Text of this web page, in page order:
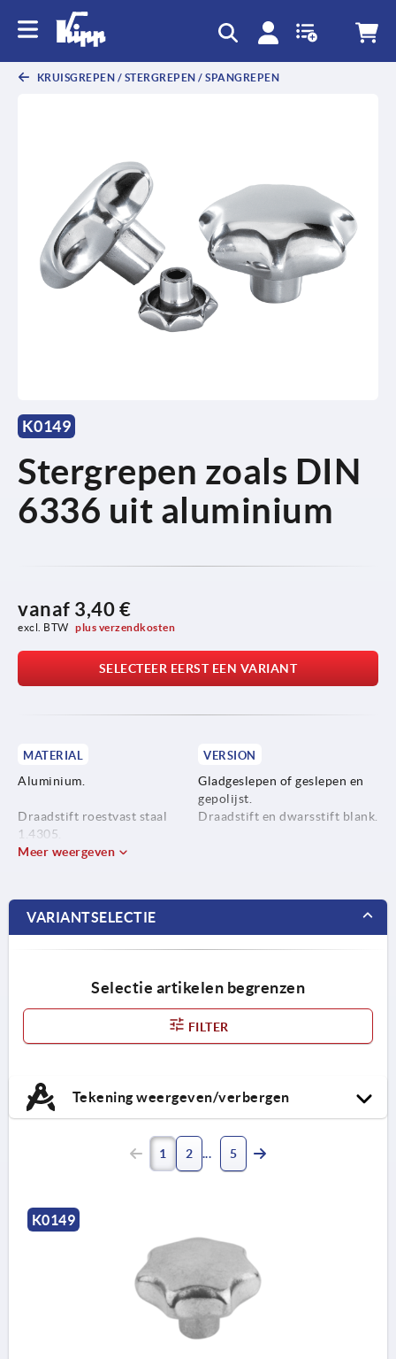
KRUISGREPEN / STERGREPEN / SPANGREPEN
K0149
Stergrepen zoals DIN
6336 uit aluminium
vanaf 3,40 €
excl. BTW plus verzendkosten
SELECTEER EERST EEN VARIANT
MATERIAL
Aluminium.
Draadstift roestvast staal
1.4305.
VERSION
Gladgeslepen of geslepen en
gepolijst.
Draadstift en dwarsstift blank.
Meer weergeven
VARIANTSELECTIE
Selectie artikelen begrenzen
FILTER
Tekening weergeven/verbergen
1 2 5
K0149